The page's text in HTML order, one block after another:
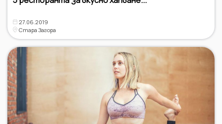
27.06.2019
Стара Загора